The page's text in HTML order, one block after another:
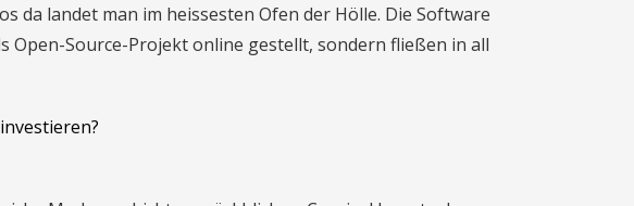
da landet man im heissesten Ofen der Hölle. Die Software
Open-Source-Projekt online gestellt, sondern fließen in all